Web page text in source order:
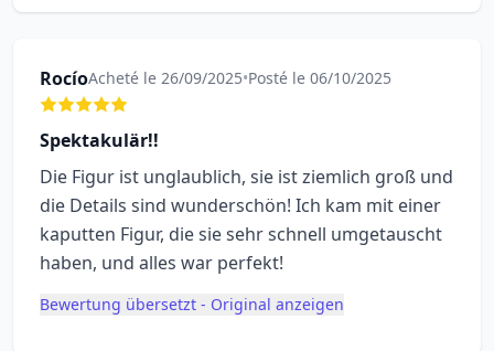
RocíoAcheté le 26/09/2025•Posté le 06/10/2025
Spektakulär!!
Die Figur ist unglaublich, sie ist ziemlich groß und
die Details sind wunderschön! Ich kam mit einer
kaputten Figur, die sie sehr schnell umgetauscht
haben, und alles war perfekt!
Bewertung übersetzt - Original anzeigen